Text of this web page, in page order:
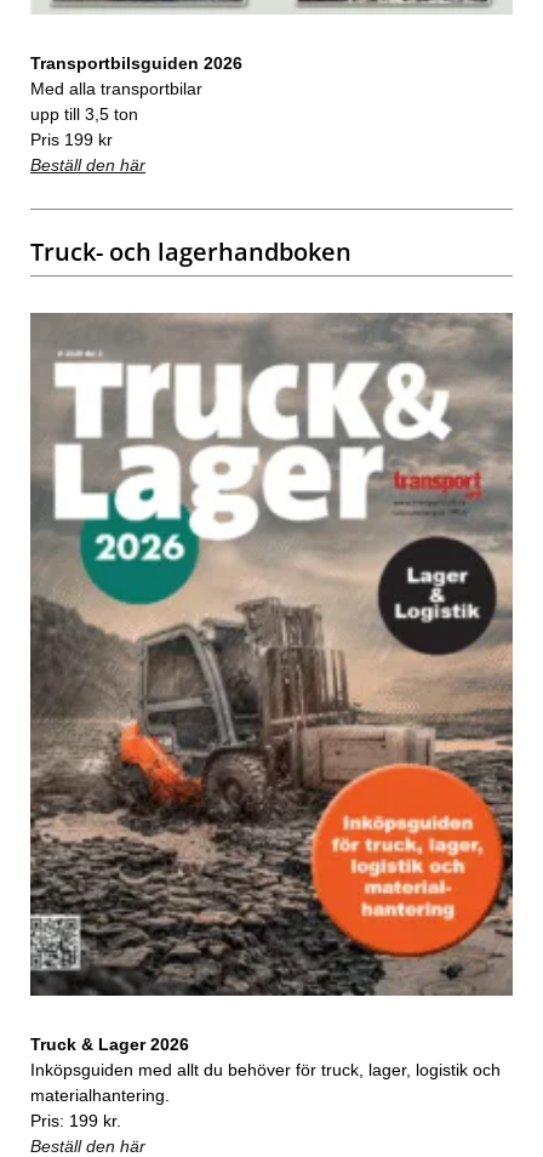
Transportbilsguiden 2026
Med alla transportbilar
upp till 3,5 ton
Pris 199 kr
Beställ den här
Truck- och lagerhandboken
Truck & Lager 2026
Inköpsguiden med allt du behöver för truck, lager, logistik och
materialhantering.
Pris: 199 kr.
Beställ den här